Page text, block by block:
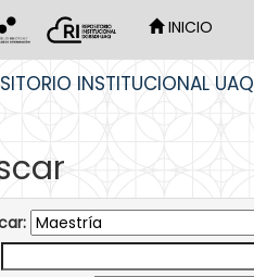
INICIO
INSTITUCIONAL UAQ